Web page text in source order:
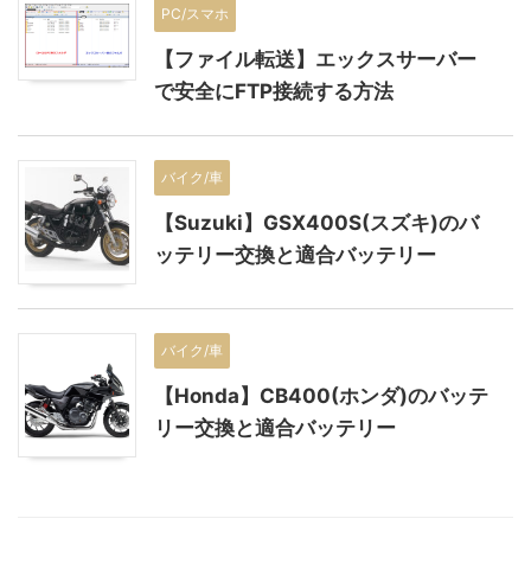
PC/スマホ
【ファイル転送】エックスサーバー
で安全にFTP接続する方法
バイク/車
【Suzuki】GSX400S(スズキ)のバ
ッテリー交換と適合バッテリー
バイク/車
【Honda】CB400(ホンダ)のバッテ
リー交換と適合バッテリー